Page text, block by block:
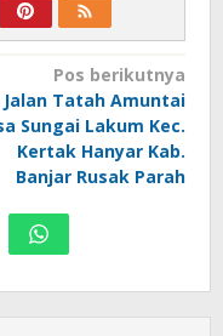
Pos berikutnya
Jalan Tatah Amuntai
Sungai Lakum Kec.
Kertak Hanyar Kab.
Banjar Rusak Parah